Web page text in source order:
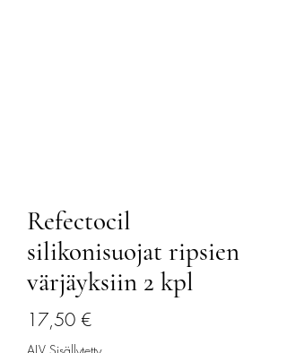
Refectocil
silikonisuojat ripsien
värjäyksiin 2 kpl
17,50 €Hinta